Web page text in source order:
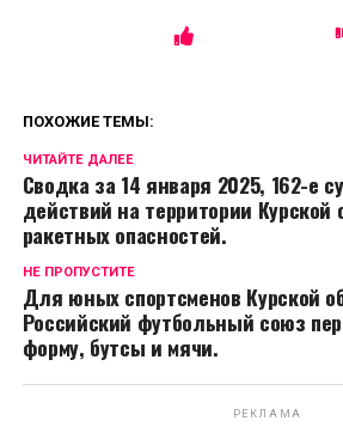
ПОХОЖИЕ ТЕМЫ:
ЧИТАЙТЕ ДАЛЕЕ
Сводка за 14 января 2025, 162-е
действий на территории Курской
ракетных опасностей.
НЕ ПРОПУСТИТЕ
Для юных спортсменов Курской
Российский футбольный союз
форму, бутсы и мячи.
РЕКЛАМА